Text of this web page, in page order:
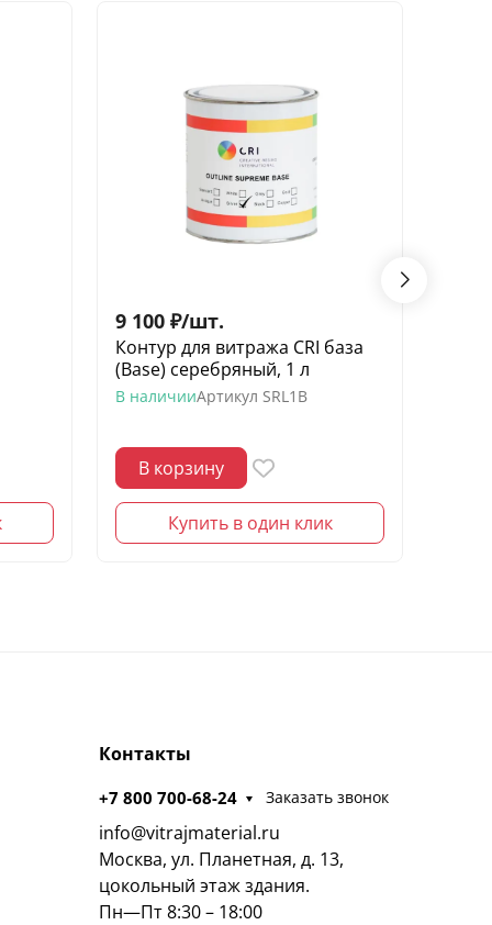
9 100 ₽/шт.
Контур для витража CRI база
(Base) серебряный, 1 л
В наличииАртикул SRL1B
В корзину
Купить в один клик
Контакты
+7 800 700-68-24 Заказать звонок
info@vitrajmaterial.ru
Москва, ул. Планетная, д. 13,
цокольный этаж здания.
Пн—Пт 8:30 – 18:00